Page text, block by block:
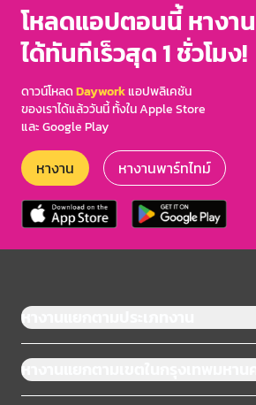
โหลดแอปตอนนี้ หางาน
ได้ทันทีเร็วสุด 1 ชั่วโมง!
ดาวน์โหลดDayworkแอปพลิเคชัน
ของเราได้แล้ววันนี้ ทั้งใน Apple Store
และ Google Play
หางาน หางานพาร์ทไทม์
หางานแยกตามประเภทงาน
หางานแยกตามเขตในกรุงเทพมหานคร